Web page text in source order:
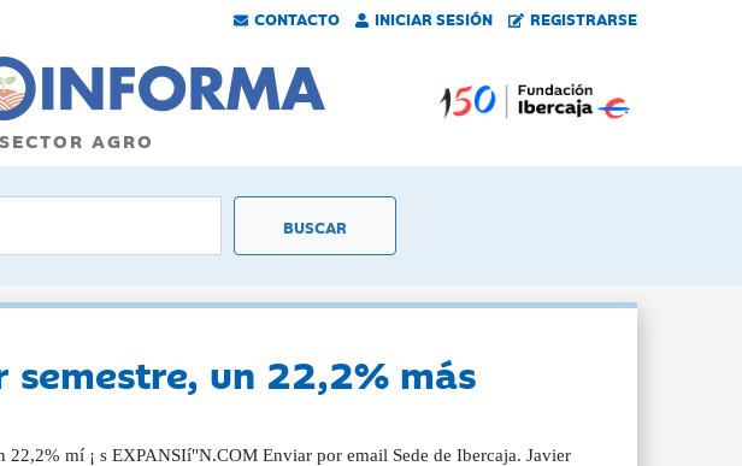
CONTACTO INICIAR SESIÓN REGISTRARSE
AGRO
un 22,2% más
22,2% mí ¡ s EXPANSIí"N.COM Enviar por email Sede de Ibercaja. Javier